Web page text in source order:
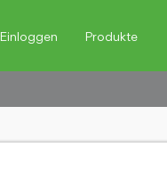
Einloggen Produkte